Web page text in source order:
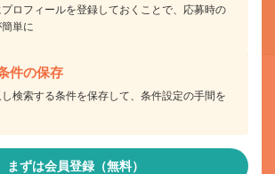
ロフィールを登録しておくことで、応募時の
単に
件の保存
検索する条件を保存して、条件設定の手間を
まずは会員登録（無料）